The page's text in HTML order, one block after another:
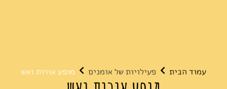
עמוד הבית פעילויות של אומנים מופע אורות ואש